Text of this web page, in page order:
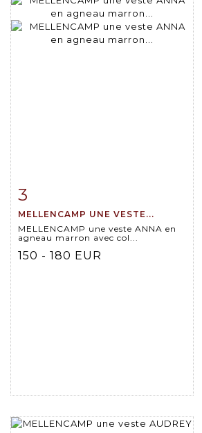
3
MELLENCAMP UNE VESTE...
MELLENCAMP une veste ANNA en
agneau marron avec col...
150 - 180 EUR